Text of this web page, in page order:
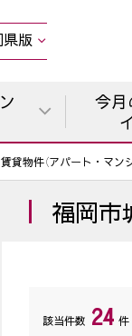
版
今
貸物件（アパート・マン
福岡市
該当件数 24 件